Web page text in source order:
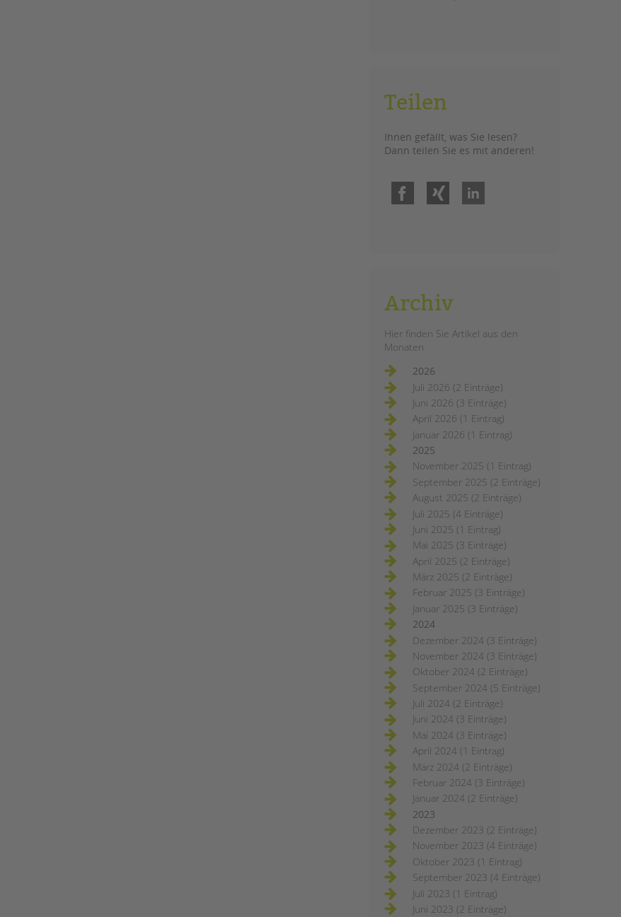
Teilen
Ihnen gefällt, was Sie lesen?
Dann teilen Sie es mit anderen!
Facebook
Archiv
Hier finden Sie Artikel aus den
Monaten
2026
Juli 2026 (2 Einträge)
Juni 2026 (3 Einträge)
April 2026 (1 Eintrag)
Januar 2026 (1 Eintrag)
2025
November 2025 (1 Eintrag)
September 2025 (2 Einträge)
August 2025 (2 Einträge)
Juli 2025 (4 Einträge)
Juni 2025 (1 Eintrag)
Mai 2025 (3 Einträge)
April 2025 (2 Einträge)
März 2025 (2 Einträge)
Februar 2025 (3 Einträge)
Januar 2025 (3 Einträge)
2024
Dezember 2024 (3 Einträge)
November 2024 (3 Einträge)
Oktober 2024 (2 Einträge)
September 2024 (5 Einträge)
Juli 2024 (2 Einträge)
Juni 2024 (3 Einträge)
Mai 2024 (3 Einträge)
April 2024 (1 Eintrag)
März 2024 (2 Einträge)
Februar 2024 (3 Einträge)
Januar 2024 (2 Einträge)
2023
Dezember 2023 (2 Einträge)
November 2023 (4 Einträge)
Oktober 2023 (1 Eintrag)
September 2023 (4 Einträge)
Juli 2023 (1 Eintrag)
Juni 2023 (2 Einträge)